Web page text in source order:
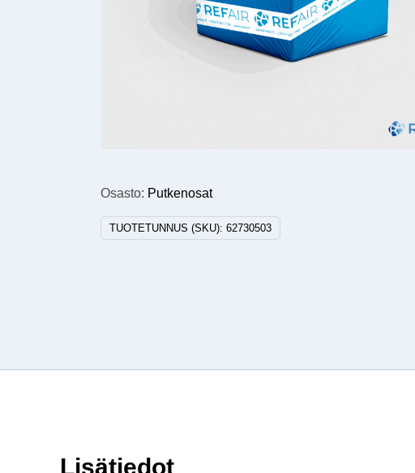
Osasto: Putkenosat
TUOTETUNNUS (SKU):62730503
Lisätiedot